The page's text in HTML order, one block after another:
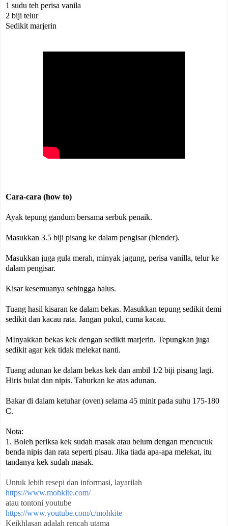
1 sudu teh perisa vanila
2 biji telur
Sedikit marjerin
Cara-cara (how to)
Ayak tepung gandum bersama serbuk penaik.
Masukkan 3.5 biji pisang ke dalam pengisar (blender).
Masukkan juga gula merah, minyak jagung, perisa vanilla, telur ke
dalam pengisar.
Kisar kesemuanya sehingga halus.
Tuang hasil kisaran ke dalam bekas. Masukkan tepung sedikit demi
sedikit dan kacau rata. Jangan pukul, cuma kacau.
MInyakkan bekas kek dengan sedikit marjerin. Tepungkan juga
sedikit agar kek tidak melekat nanti.
Tuang adunan ke dalam bekas kek dan ambil 1/2 biji pisang lagi.
Hiris bulat dan nipis. Taburkan ke atas adunan.
Bakar di dalam ketuhar (oven) selama 45 minit pada suhu 175-180
C.
Nota:
1. Boleh periksa kek sudah masak atau belum dengan mencucuk
benda nipis dan rata seperti pisau. Jika tiada apa-apa melekat, itu
tandanya kek sudah masak.
Untuk lebih resepi dan informasi, layarilah
https://www.mohkite.com/
atau tontoni youtube
https://www.youtube.com/c/mohkite
Keikhlasan adalah rencah utama